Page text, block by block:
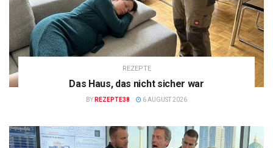
REZEPTE
Das Haus, das nicht sicher war
BY REZEPTE38 6 AUGUST 2026